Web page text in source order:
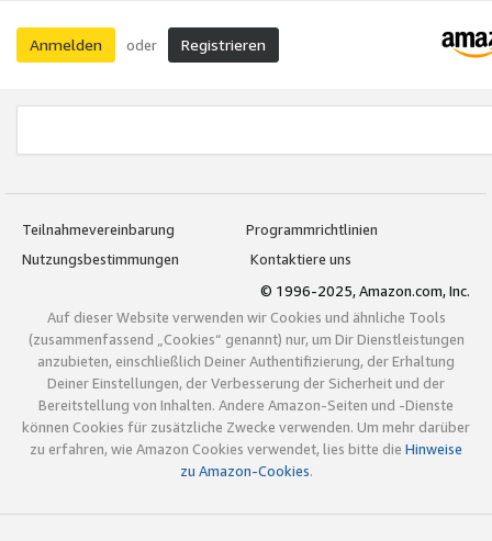
Anmelden oder Registrieren
Teilnahmevereinbarung
Programmrichtlinien
Nutzungsbestimmungen
Kontaktiere uns
© 1996-2025, Amazon.com, Inc.
Auf dieser Website verwenden wir Cookies und ähnliche Tools
(zusammenfassend „Cookies“ genannt) nur, um Dir Dienstleistungen
anzubieten, einschließlich Deiner Authentifizierung, der Erhaltung
Deiner Einstellungen, der Verbesserung der Sicherheit und der
Bereitstellung von Inhalten. Andere Amazon-Seiten und -Dienste
können Cookies für zusätzliche Zwecke verwenden. Um mehr darüber
zu erfahren, wie Amazon Cookies verwendet, lies bitte die Hinweise
zu Amazon-Cookies.